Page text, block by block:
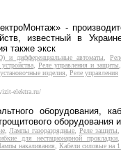
-
известный в
также экск
и дифференциальные автоматы
Реле управления и защиты
изделия Реле управления
elektra.ru/
оборудования,
оборудования
,Лампы газоразрядные,Реле защиты
для нестационарной прокладки
накаливания, Кабели силовые на